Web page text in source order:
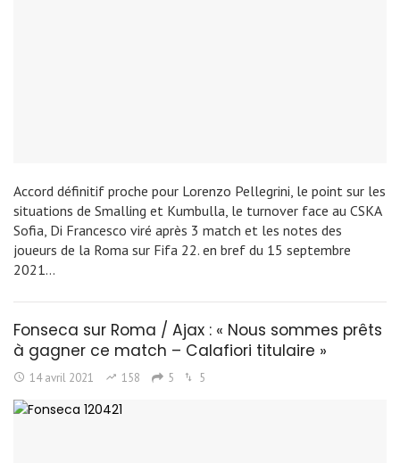
Accord définitif proche pour Lorenzo Pellegrini, le point sur les
situations de Smalling et Kumbulla, le turnover face au CSKA
Sofia, Di Francesco viré après 3 match et les notes des
joueurs de la Roma sur Fifa 22. en bref du 15 septembre
2021…
Fonseca sur Roma / Ajax : « Nous sommes prêts
à gagner ce match – Calafiori titulaire »
14 avril 2021 158 5 5